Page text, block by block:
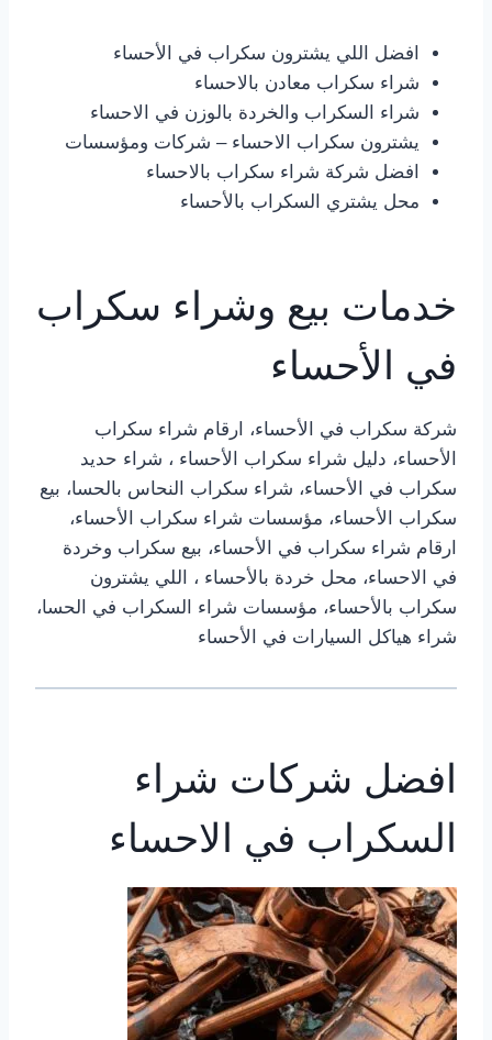
افضل اللي يشترون سكراب في الأحساء
شراء سكراب معادن بالاحساء
شراء السكراب والخردة بالوزن في الاحساء
يشترون سكراب الاحساء – شركات ومؤسسات
افضل شركة شراء سكراب بالاحساء
محل يشتري السكراب بالأحساء
خدمات بيع وشراء سكراب
في الأحساء
شركة سكراب في الأحساء، ارقام شراء سكراب
الأحساء، دليل شراء سكراب الأحساء ، شراء حديد
سكراب في الأحساء، شراء سكراب النحاس بالحسا، بيع
سكراب الأحساء، مؤسسات شراء سكراب الأحساء،
ارقام شراء سكراب في الأحساء، بيع سكراب وخردة
في الاحساء، محل خردة بالأحساء ، اللي يشترون
سكراب بالأحساء، مؤسسات شراء السكراب في الحسا،
شراء هياكل السيارات في الأحساء
افضل شركات شراء
السكراب في الاحساء